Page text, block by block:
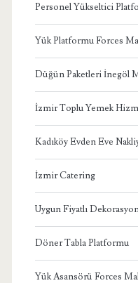
Personel Yükseltici
Yük Platformu Forces
Düğün Paketleri İnegöl
İzmir Toplu Yemek
Kadıköy Evden Eve
İzmir Catering
Uygun Fiyatlı
Döner Tabla Platformu
Yük Asansörü Forces